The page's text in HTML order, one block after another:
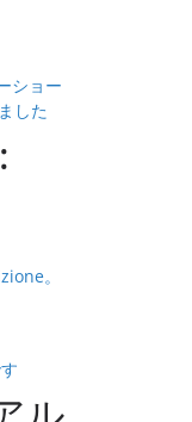
ショー
した
:
。